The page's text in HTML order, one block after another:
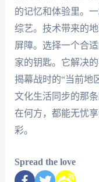
的记忆和体验里。
综艺。技术带来的
屏障。选择一个合
家的钥匙。它解决
揭幕战时的“当前地
文化生活同步的那
在何方，都能无忧
彩。
Spread the love